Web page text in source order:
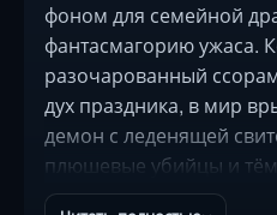
фоном для семейной
фантасмагорию ужаса.
разочарованный
дух праздника, в мир
демон с леденящей
плюшевые убийцы и
Родственники, ещё